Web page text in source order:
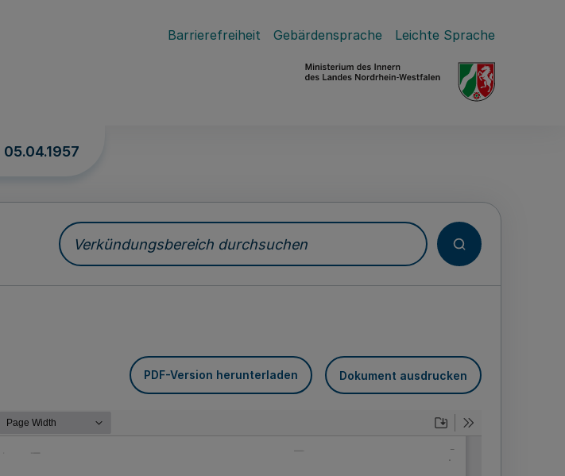
Barrierefreiheit Gebärdensprache Leichte Sprache
05.04.1957
Verkündungsbereich durchsuchen
PDF-Version herunterladen Dokument ausdrucken